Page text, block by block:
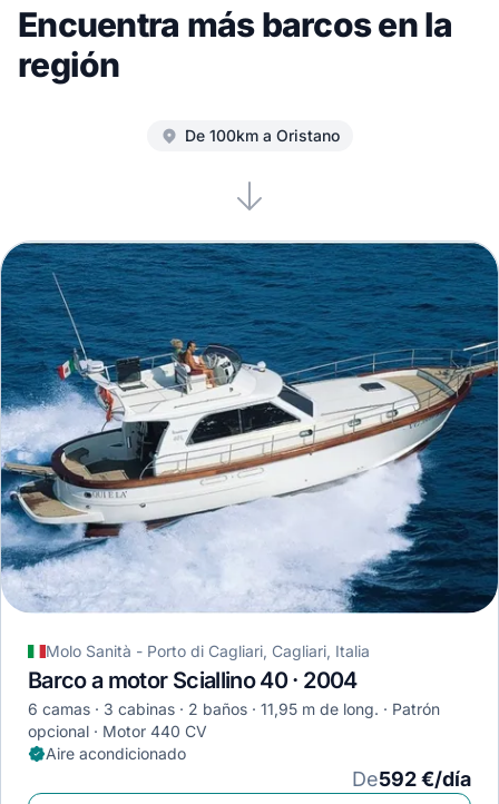
Encuentra más barcos en la
región
De 100km a Oristano
Molo Sanità - Porto di Cagliari, Cagliari, Italia
Barco a motor Sciallino 40 · 2004
6 camas 3 cabinas 2 baños 11,95 m de long.
Patrón
opcional
Motor 440 CV
Aire acondicionado
De592 €/día